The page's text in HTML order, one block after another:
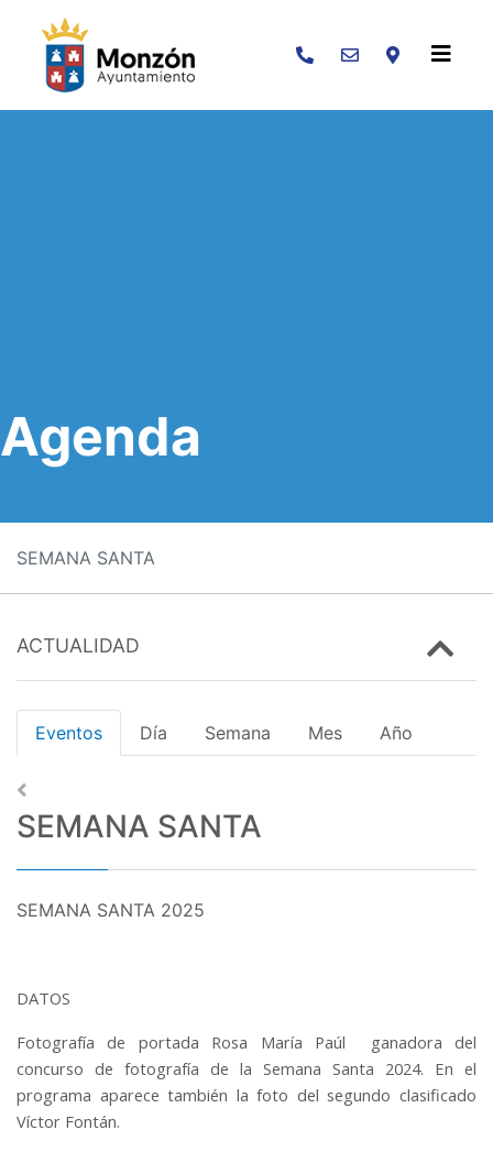
Buscar
Agenda
SEMANA SANTA
ACTUALIDAD
Eventos Día Semana Mes Año
SEMANA SANTA
SEMANA SANTA 2025
DATOS
Fotografía de portada Rosa María Paúl ganadora del
concurso de fotografía de la Semana Santa 2024. En el
programa aparece también la foto del segundo clasificado
Víctor Fontán.